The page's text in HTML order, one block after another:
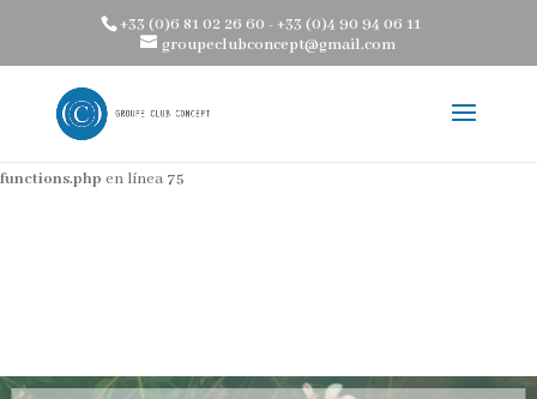
Intentando acceder al offset de un array sobre un valor de
tipo bool en
/home/clients/aa67194af6bc89252865f9d87af5ca38/web/wp-
content/themes/groupe-club-concept-coaching-bien-etre-services-
functions.php en línea 75
+33 (0)6 81 02 26 60 - +33 (0)4 90 94 06 11
groupeclubconcept@gmail.com